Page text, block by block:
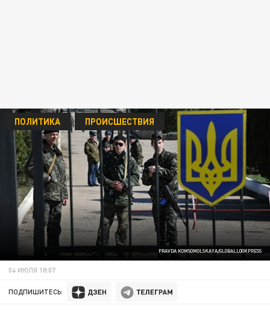
PRAVDA KOMSOMOLSKAYA/GLOBALLOOKPRESS
ПОЛИТИКА ПРОИСШЕСТВИЯ
04 ИЮЛЯ 18:07
ПОДПИШИТЕСЬ: